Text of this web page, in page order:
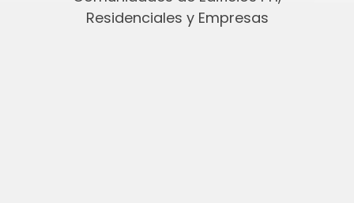
Residenciales y Empresas